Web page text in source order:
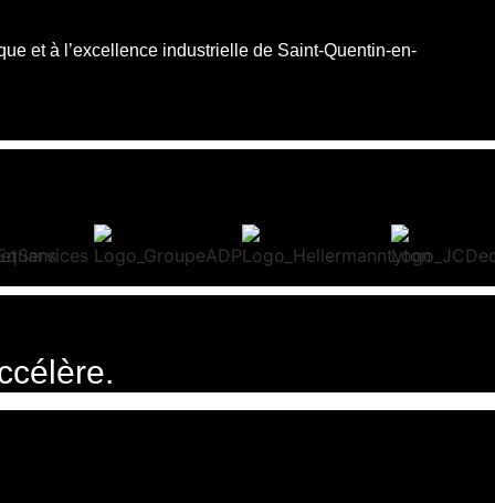
et à l’excellence industrielle de Saint-Quentin-en-